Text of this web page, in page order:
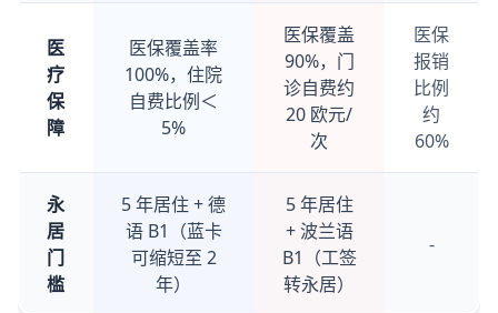
医
疗
保
障
医保覆盖率
100%，住院
自费比例＜
5%
医保覆盖
90%，门
诊自费约
20 欧元/
次
医保
报销
比例
约
60%
永
居
门
槛
5 年居住 + 德
语 B1（蓝卡
可缩短至 2
年）
5 年居住
+ 波兰语
B1（工签
转永居）
-